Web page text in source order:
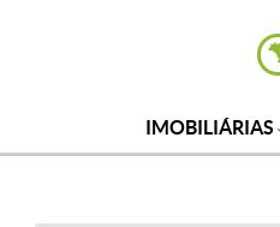
IMOBILIÁRIAS